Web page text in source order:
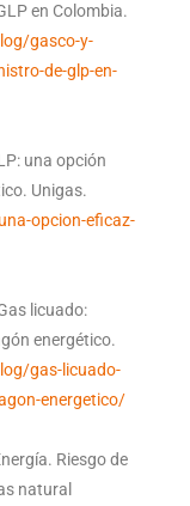
en Colombia.
gasco-y-
de-glp-en-
una opción
Unigas.
opcion-eficaz-
licuado:
energético.
gas-licuado-
energetico/
Riesgo de
natural